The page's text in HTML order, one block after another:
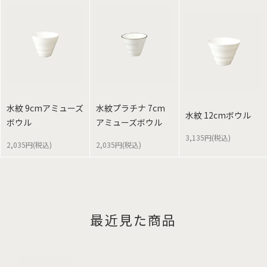
水紋 9cmアミューズ
ボウル
2,035円(税込)
水紋プラチナ 7cm
アミューズボウル
2,035円(税込)
水紋 12cmボウル
3,135円(税込)
最近見た商品